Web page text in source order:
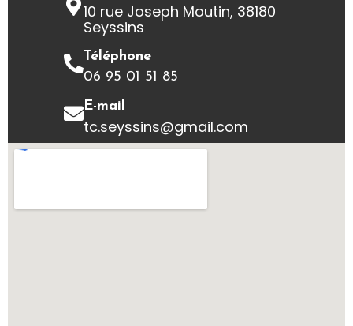
10 rue Joseph Moutin, 38180
Seyssins
Téléphone
06 95 01 51 85
E-mail
tc.seyssins@gmail.com